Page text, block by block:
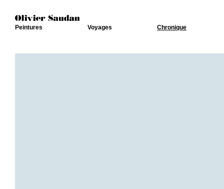
Peintures Voyages Chronique